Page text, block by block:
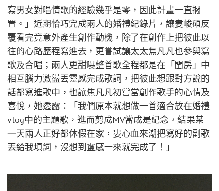
寫男女對唱情歌的經驗幾乎是零，因此計畫一直擱
置。」近期恰巧完成兩人的婚禮紀錄片，讓婁峻碩反
覆看完竟意外產生創作動機，除了在創作上把彼此以
往的心路歷程寫進去，更嘗試讓太太焦凡凡也參與寫
歌及合唱；兩人更甜曝整首歌全程都是在「閨房」中
相互腦力激盪丟靈感完成歌詞，把彼此想跟對方說的
話都寫進歌中，也讓焦凡凡初嘗當創作歌手的心情及
喜悅，她透露：「我們原本就想做一首適合放在婚禮
vlog中的主題歌，進而剪成MV當成是紀念，結果某
一天兩人正好都休假在家，婁心血來潮把寫好的副歌
丟給我填詞，沒想到靈感一來就完成了！」